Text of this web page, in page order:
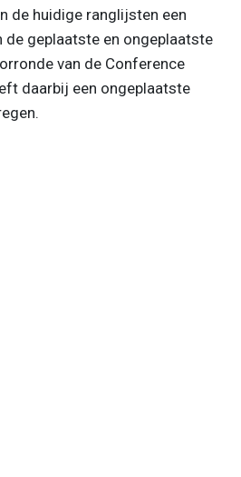
de huidige ranglijsten een
de geplaatste en ongeplaatste
van de Conference
daarbij een ongeplaatste